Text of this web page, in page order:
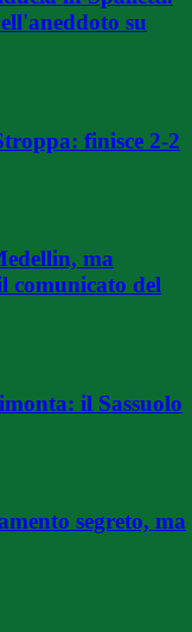
su
finisce 2-2
ma
comunicato del
il Sassuolo
segreto, ma